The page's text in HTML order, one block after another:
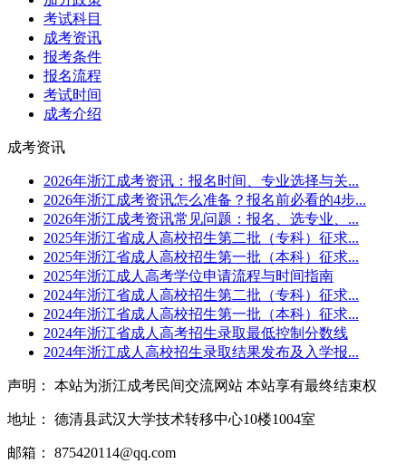
考试科目
成考资讯
报考条件
报名流程
考试时间
成考介绍
成考资讯
2026年浙江成考资讯：报名时间、专业选择与关...
2026年浙江成考资讯怎么准备？报名前必看的4步...
2026年浙江成考资讯常见问题：报名、选专业、...
2025年浙江省成人高校招生第二批（专科）征求...
2025年浙江省成人高校招生第一批（本科）征求...
2025年浙江成人高考学位申请流程与时间指南
2024年浙江省成人高校招生第二批（专科）征求...
2024年浙江省成人高校招生第一批（本科）征求...
2024年浙江省成人高考招生录取最低控制分数线
2024年浙江成人高校招生录取结果发布及入学报...
声明： 本站为浙江成考民间交流网站 本站享有最终结束权
地址： 德清县武汉大学技术转移中心10楼1004室
邮箱： 875420114@qq.com